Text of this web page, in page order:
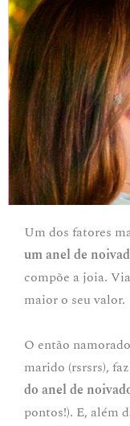
Um dos fatores
umanel de
compõe a joia.
maior o seu valor.
O então
marido (rsrsrs),
do anel de
pontos!). E, além